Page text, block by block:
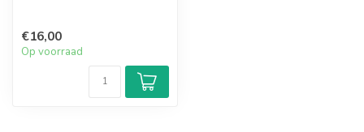
€16,00
Op voorraad